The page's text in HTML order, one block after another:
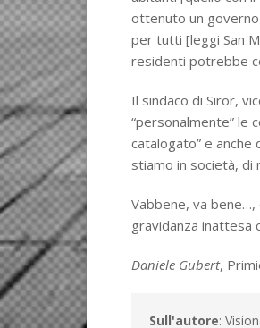
ottenuto un
per tutti [leggi San
residenti potrebbe
Il sindaco di Siror,
“personalmente” le
catalogato” e anche
stiamo in società, di
Vabbene, va
gravidanza inattesa
Daniele Gubert,
Sull'autore: